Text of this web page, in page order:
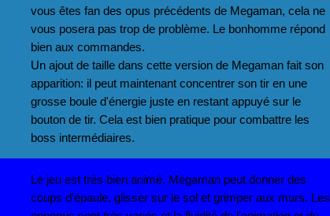
vous êtes fan des opus précédents de Megaman, cela ne
vous posera pas trop de problème. Le bonhomme répond
bien aux commandes.
Un ajout de taille dans cette version de Megaman fait son
apparition: il peut maintenant concentrer son tir en une
grosse boule d'énergie juste en restant appuyé sur le
bouton de tir. Cela est bien pratique pour combattre les
boss intermédiaires.
Le jeu est très bien animé. Megaman peut donner des
coups d'épaule, glisser sur le sol et grimper aux murs. Les